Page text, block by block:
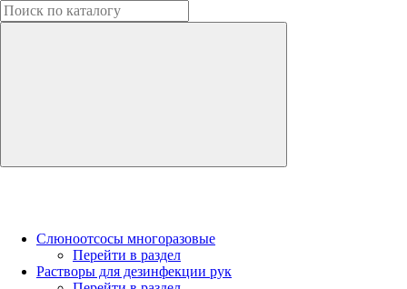
Слюноотсосы многоразовые
Перейти в раздел
Растворы для дезинфекции рук